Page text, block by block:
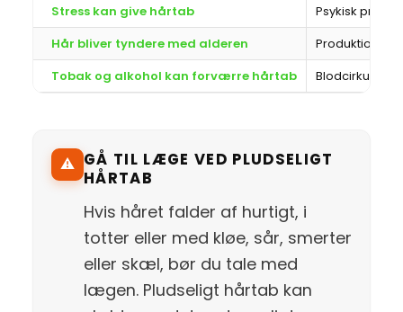
Stress kan give hårtab
Psykisk pres
Hår bliver tyndere med alderen
Produktionen
Tobak og alkohol kan forværre hårtab
⚠️ GÅ TIL LÆGE VED PLUDSELIGT
HÅRTAB
Hvis håret falder af hurtigt, i
totter eller med kløe, sår, smerter
eller skæl, bør du tale med
lægen. Pludseligt hårtab kan